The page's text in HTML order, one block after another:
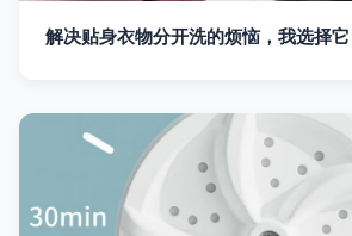
解决贴身衣物分开洗的烦恼，我选择